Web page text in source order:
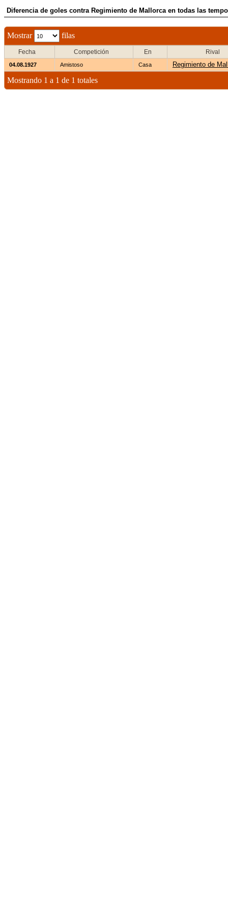
Diferencia de goles contra Regimiento de Mallorca en todas las
Mostrar filas
Fecha Competición En Rival
04.08.1927 Amistoso Casa Regimiento de
Mostrando 1 a 1 de 1 totales